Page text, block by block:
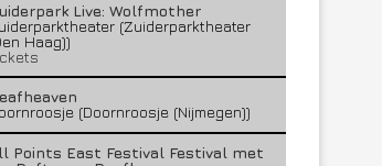
Live: Wolfmother
(Zuiderparktheater
Haag))
(Doornroosje (Nijmegen))
Points East Festival Festival met